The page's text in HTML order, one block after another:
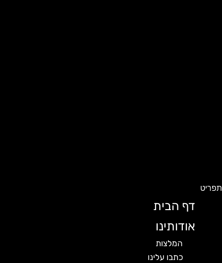
דף הבית
אודותינו
המלצות
כתבו עלינו